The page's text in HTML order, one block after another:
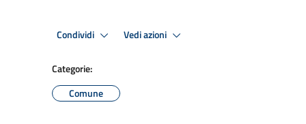
Condividi Vedi azioni
Categorie:
Comune